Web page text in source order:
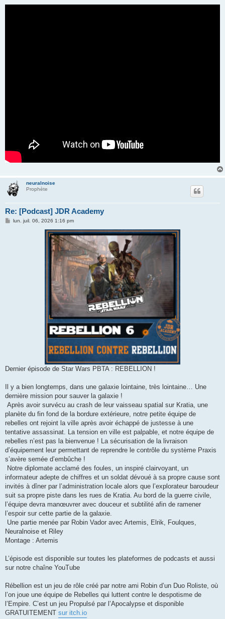
neuralnoise
Prophète
Re: [Podcast] JDR Academy
Mlun. juil. 06, 2026 1:16 pm
Dernier épisode de Star Wars PBTA : REBELLION !
Il y a bien longtemps, dans une galaxie lointaine, très lointaine… Une
dernière mission pour sauver la galaxie !
Après avoir survécu au crash de leur vaisseau spatial sur Kratia, une
planète du fin fond de la bordure extérieure, notre petite équipe de
rebelles ont rejoint la ville après avoir échappé de justesse à une
tentative assassinat. La tension en ville est palpable, et notre équipe de
rebelles n’est pas la bienvenue ! La sécurisation de la livraison
d’équipement leur permettant de reprendre le contrôle du système Praxis
s’avère semée d’embûche !
Notre diplomate acclamé des foules, un inspiré clairvoyant, un
informateur adepte de chiffres et un soldat dévoué à sa propre cause sont
invités à dîner par l’administration locale alors que l’explorateur baroudeur
suit sa propre piste dans les rues de Kratia. Au bord de la guerre civile,
l’équipe devra manœuvrer avec douceur et subtilité afin de ramener
l’espoir sur cette partie de la galaxie.
Une partie menée par Robin Vador avec Artemis, Elrik, Foulques,
Neuralnoise et Riley
Montage : Artemis
L’épisode est disponible sur toutes les plateformes de podcasts et aussi
sur notre chaîne YouTube
Rébellion est un jeu de rôle créé par notre ami Robin d’un Duo Roliste, où
l’on joue une équipe de Rebelles qui luttent contre le despotisme de
l’Empire. C’est un jeu Propulsé par l’Apocalypse et disponible
GRATUITEMENT sur itch.io